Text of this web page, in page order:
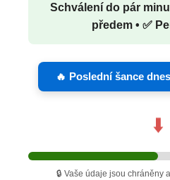
Schválení do pár
předem • ✅
🔥 Poslední šance
⬇️
🔒 Vaše údaje jsou chráněny